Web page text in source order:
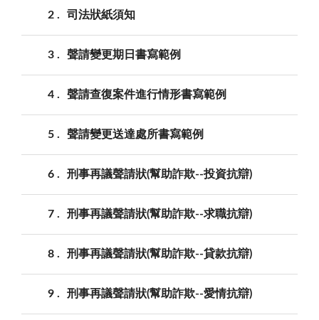
2 司法狀紙須知
3 聲請變更期日書寫範例
4 聲請查復案件進行情形書寫範例
5 聲請變更送達處所書寫範例
6 刑事再議聲請狀(幫助詐欺--投資抗辯)
7 刑事再議聲請狀(幫助詐欺--求職抗辯)
8 刑事再議聲請狀(幫助詐欺--貸款抗辯)
9 刑事再議聲請狀(幫助詐欺--愛情抗辯)